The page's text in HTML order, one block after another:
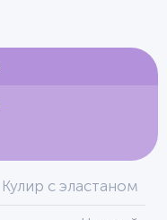
Кулир с эластаном